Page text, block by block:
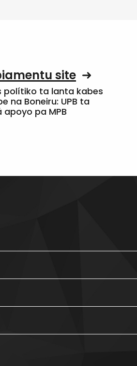
site
polítiko ta lanta kabes
na Boneiru: UPB ta
apoyo pa MPB